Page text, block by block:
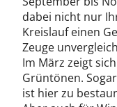
dabei nicht nur
Kreislauf einen
Zeuge
Im März zeigt
Grüntönen.
ist hier zu